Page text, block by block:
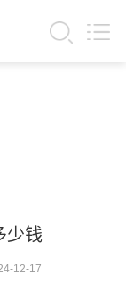
少钱
12-17